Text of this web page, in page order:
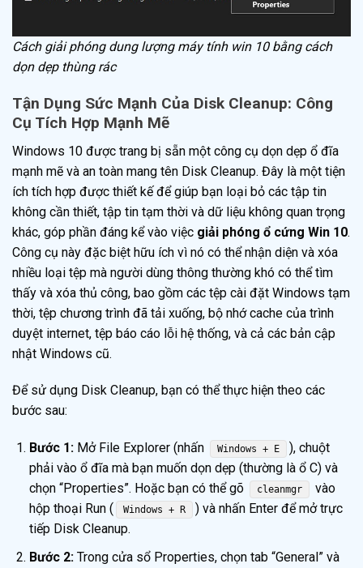
Cách giải phóng dung lượng máy tính win 10 bằng cách
dọn dẹp thùng rác
Tận Dụng Sức Mạnh Của Disk Cleanup: Công
Cụ Tích Hợp Mạnh Mẽ
Windows 10 được trang bị sẵn một công cụ dọn dẹp ổ đĩa
mạnh mẽ và an toàn mang tên Disk Cleanup. Đây là một tiện
ích tích hợp được thiết kế để giúp bạn loại bỏ các tập tin
không cần thiết, tập tin tạm thời và dữ liệu không quan trọng
khác, góp phần đáng kể vào việc giải phóng ổ cứng Win 10.
Công cụ này đặc biệt hữu ích vì nó có thể nhận diện và xóa
nhiều loại tệp mà người dùng thông thường khó có thể tìm
thấy và xóa thủ công, bao gồm các tệp cài đặt Windows tạm
thời, tệp chương trình đã tải xuống, bộ nhớ cache của trình
duyệt internet, tệp báo cáo lỗi hệ thống, và cả các bản cập
nhật Windows cũ.
Để sử dụng Disk Cleanup, bạn có thể thực hiện theo các
bước sau:
Bước 1:Mở File Explorer (nhấn Windows + E
), chuột
phải vào ổ đĩa mà bạn muốn dọn dẹp (thường là ổ C) và
chọn “Properties”. Hoặc bạn có thể gõ
cleanmgr
vào
hộp thoại Run (
Windows + R
) và nhấn Enter để mở trực
tiếp Disk Cleanup.
Bước 2:Trong cửa sổ Properties, chọn tab “General” và